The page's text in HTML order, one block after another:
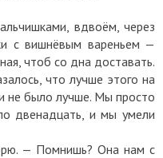
вдвоём, через
с вишнёвым вареньем —
чтоб со дна доставать.
что лучше этого на
не было лучше. Мы просто
двенадцать, и мы умели
— Помнишь? Она нам с